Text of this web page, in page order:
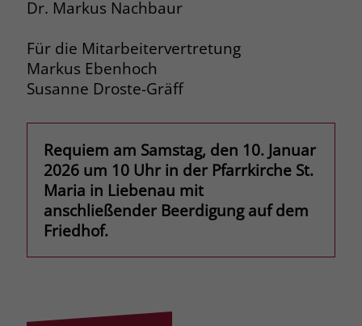
Dr. Markus Nachbaur
Für die Mitarbeitervertretung
Markus Ebenhoch
Susanne Droste-Gräff
Requiem am Samstag, den 10. Januar
2026 um 10 Uhr in der Pfarrkirche St.
Maria in Liebenau mit
anschließender Beerdigung auf dem
Friedhof.
Laufzeit 3 Monate
Der Zweck von _fbp ist vollständig auf
Cookie ist ein Erstanbieter-Cookie, d. h.
Facebook platziert es, während ein
Verbraucher auf Facebook ist. Dieses
Cookie verfolgt die Besuche eines
Nutzers auf verschiedenen Websites
Facebook. Facebook kann dann die
bessere, relevantere Werbung zu